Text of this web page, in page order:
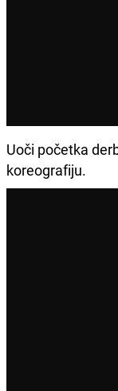
Uoči početka
koreografiju.